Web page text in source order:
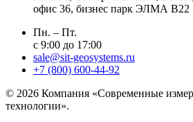
офис 36, бизнес парк ЭЛМА В22
Пн. – Пт.
с 9:00 до 17:00
sale@sit-geosystems.ru
+7 (800) 600-44-92
© 2026 Компания «Современные
технологии».